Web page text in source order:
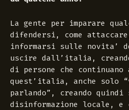
La gente per imparare
difendersi, come
informarsi sulle novita’
uscire dall’italia,
di persone che continuano
quest’italia, anche solo
parlando”, creando quindi
disinformazione locale, e